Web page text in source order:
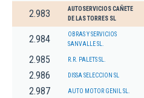
2.983
AUTOSERVICIOS CAÑETE
DE LAS TORRES SL
2.984
OBRAS Y SERVICIOS
SANVALLE SL.
2.985 R.R. PALETS SL.
2.986 DISSA SELECCION SL
2.987 AUTO MOTOR GENIL SL.